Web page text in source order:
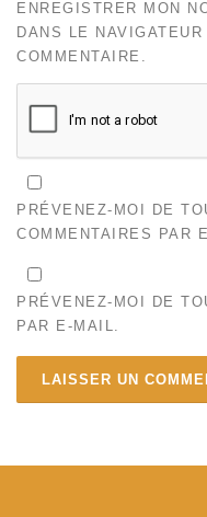
ENREGISTRER MON
DANS LE
COMMENTAIRE.
PRÉVENEZ-MOI DE
COMMENTAIRES PAR
PRÉVENEZ-MOI DE
PAR E-MAIL.